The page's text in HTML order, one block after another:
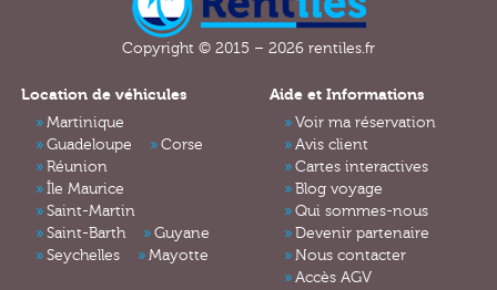
Copyright © 2015 – 2026 rentiles.fr
Location de véhicules
Martinique
Guadeloupe
Corse
Réunion
Île Maurice
Saint-Martin
Saint-Barth
Guyane
Seychelles
Mayotte
Aide et Informations
Voir ma réservation
Avis client
Cartes interactives
Blog voyage
Qui sommes-nous
Devenir partenaire
Nous contacter
Accès AGV